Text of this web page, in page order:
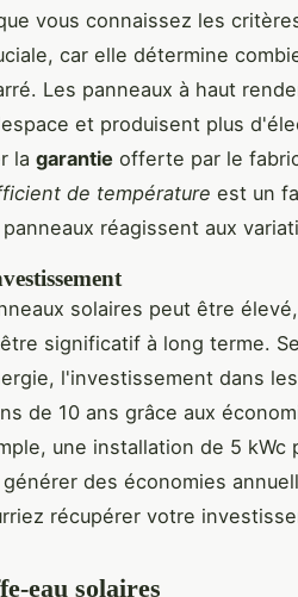
vous connaissez les
car elle détermine
Les panneaux à haut
et produisent plus
la garantie offerte par le
de température est un
réagissent aux
solaires peut être
significatif à long terme.
l'investissement dans
de 10 ans grâce aux
une installation de 5 kWc
des économies
récupérer votre
eau solaires